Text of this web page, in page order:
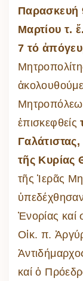
Παρασκευή
Μαρτίου τ.
7 τό
ἐπισκεφθείς
τῆς Κυρίας
τῆς Ἱερᾶς
Ἐνορίας καί
Οἰκ. π.
καί ὁ